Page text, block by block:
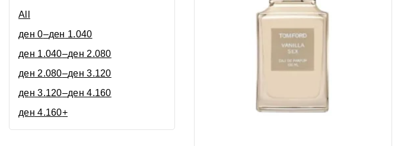
All
ден 0–ден 1.040
ден 1.040–ден 2.080
ден 2.080–ден 3.120
ден 3.120–ден 4.160
ден 4.160+